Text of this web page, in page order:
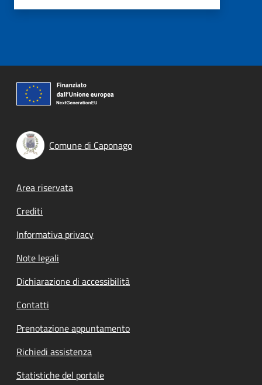
Comune di Caponago
Footer menu
Area riservata
Crediti
Informativa privacy
Note legali
Dichiarazione di accessibilità
Contatti
Prenotazione appuntamento
Richiedi assistenza
Statistiche del portale